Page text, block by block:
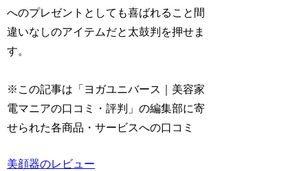
へのプレゼントとしても喜ばれること間
違いなしのアイテムだと太鼓判を押せま
す。
※この記事は「ヨガユニバース｜美容家
電マニアの口コミ・評判」の編集部に寄
せられた各商品・サービスへの口コミ
美顔器のレビュー